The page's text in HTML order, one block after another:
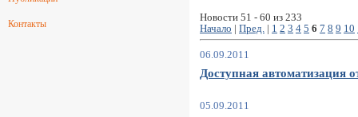
Контакты
Новости 51 - 60 из 233
Начало | Пред. | 1 2 3 4 5 6 7 8 9 10
06.09.2011
Доступная автоматизация
05.09.2011